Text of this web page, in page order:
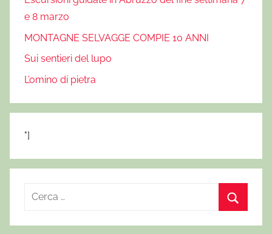
e 8 marzo
MONTAGNE SELVAGGE COMPIE 10 ANNI
Sui sentieri del lupo
L’omino di pietra
"]
c